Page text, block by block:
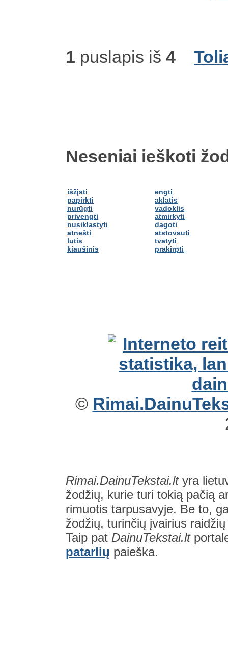
1 puslapis iš 4
Neseniai ieškoti
išžįsti
papirkti
nurūgti
privengti
nusiklastyti
atnešti
lutis
kiaušinis
engti
aklatis
vadoklis
atmirkyti
dagoti
atstovauti
tvatyti
prakirpti
©
Rimai.DainuTekstai.ltyra
žodžių, kurie turi tokią pačią
rimuotis tarpusavyje. Be to,
žodžių, turinčių įvairius
Taip pat DainuTekstai.lt
patarlių paieška.